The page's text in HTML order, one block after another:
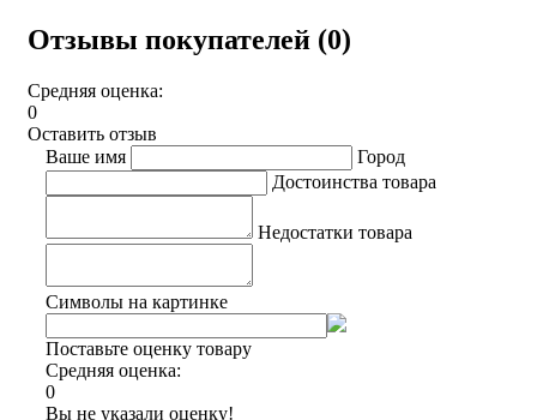
Отзывы покупателей (0)
Средняя оценка:
0
Оставить отзыв
Ваше имя
Город
Достоинства товара
Недостатки товара
Символы на картинке
Поставьте оценку товару
Средняя оценка:
0
Вы не указали оценку!